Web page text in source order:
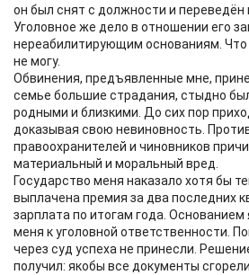
он был снят с должности и переведён
Уголовное же дело в отношении его
нереабилитирующим основаниям. Что
не могу.
Обвинения, предъявленные мне,
семье большие страдания, стыдно
родными и близкими. До сих пор
доказывая свою невиновность.
правоохранителей и чиновников
материальный и моральный вред.
Государство меня наказало хотя бы
выплачена премия за два последних
зарплата по итогам года.
меня к уголовной ответственности.
через суд успеха не принесли.
получил: якобы все документы сгорели.